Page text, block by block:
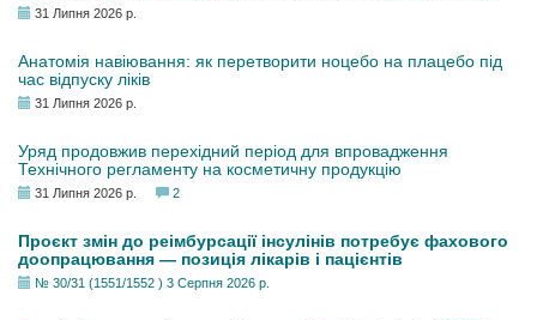
31 Липня 2026 р.
Анатомія навіювання: як перетворити ноцебо на плацебо під
час відпуску ліків
31 Липня 2026 р.
Уряд продовжив перехідний період для впровадження
Технічного регламенту на косметичну продукцію
31 Липня 2026 р. 2
Проєкт змін до реімбурсації інсулінів потребує фахового
доопрацювання — позиція лікарів і пацієнтів
№ 30/31 (1551/1552 ) 3 Серпня 2026 р.